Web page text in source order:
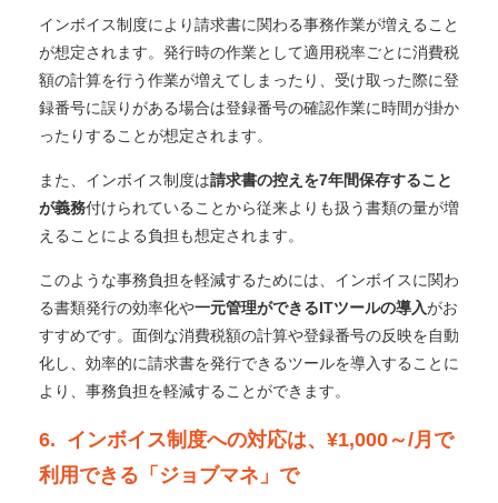
インボイス制度により請求書に関わる事務作業が増えること
が想定されます。 発行時の作業として適用税率ごとに消費税
額の計算を行う作業が増えてしまったり、受け取った際に登
録番号に誤りがある場合は登録番号の確認作業に時間が掛か
ったりすることが想定されます。
また、インボイス制度は請求書の控えを7年間保存すること
が義務付けられていることから従来よりも扱う書類の量が増
えることによる負担も想定されます。
このような事務負担を軽減するためには、インボイスに関わ
る書類発行の効率化や一元管理ができるITツールの導入がお
すすめです。 面倒な消費税額の計算や登録番号の反映を自動
化し、効率的に請求書を発行できるツールを導入することに
より、事務負担を軽減することができます。
6. インボイス制度への対応は、 ¥1,000～/月で
利用できる「ジョブマネ」で